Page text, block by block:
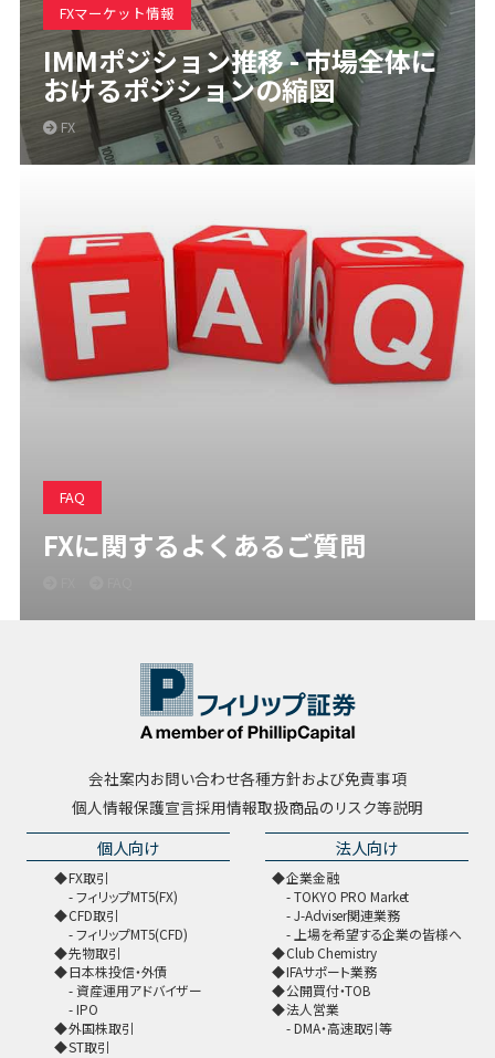
FXマーケット情報
IMMポジション推移 - 市場全体に
おけるポジションの縮図
FX
FAQ
FXに関するよくあるご質問
会社案内お問い合わせ各種方針および免責事項
個人情報保護宣言採用情報取扱商品のリスク等説明
個人向け
FX取引
フィリップMT5(FX)
CFD取引
フィリップMT5(CFD)
先物取引
日本株投信・外債
資産運用アドバイザー
IPO
外国株取引
ST取引
法人向け
企業金融
TOKYO PRO Market
J-Adviser関連業務
上場を希望する企業の皆様へ
Club Chemistry
IFAサポート業務
公開買付・TOB
法人営業
DMA・高速取引等